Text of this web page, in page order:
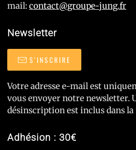
mail:contact@groupe-jung.fr
Newsletter
S'INSCRIRE
Votre adresse e-mail est
vous envoyer notre newsletter.
désinscription est inclus dans
Adhésion : 30€